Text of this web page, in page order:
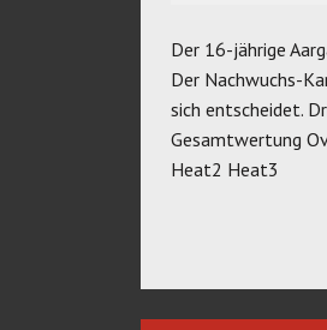
Der 16-jährige
Der Nachwuchs-
sich entscheidet.
Gesamtwertung
Heat2 Heat3